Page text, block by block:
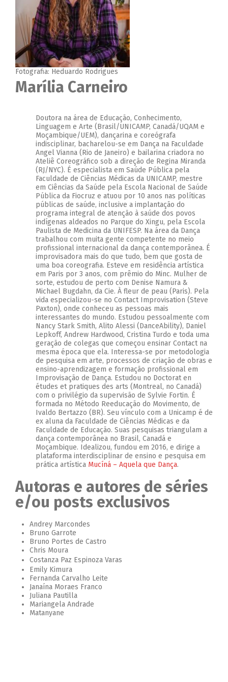
Fotografia: Heduardo Rodrigues
Marília Carneiro
Doutora na área de Educação, Conhecimento,
Linguagem e Arte (Brasil/UNICAMP, Canadá/UQAM e
Moçambique/UEM), dançarina e coreógrafa
indisciplinar, bacharelou-se em Dança na Faculdade
Angel Vianna (Rio de Janeiro) e bailarina criadora no
Ateliê Coreográfico sob a direção de Regina Miranda
(RJ/NYC). É especialista em Saúde Pública pela
Faculdade de Ciências Médicas da UNICAMP, mestre
em Ciências da Saúde pela Escola Nacional de Saúde
Pública da Fiocruz e atuou por 10 anos nas políticas
públicas de saúde, inclusive a implantação do
programa integral de atenção à saúde dos povos
indígenas aldeados no Parque do Xingu, pela Escola
Paulista de Medicina da UNIFESP. Na área da Dança
trabalhou com muita gente competente no meio
profissional internacional da dança contemporânea. É
improvisadora mais do que tudo, bem que gosta de
uma boa coreografia. Esteve em residência artística
em Paris por 3 anos, com prêmio do Minc. Mulher de
sorte, estudou de perto com Denise Namura &
Michael Bugdahn, da Cie. À fleur de peau (Paris). Pela
vida especializou-se no Contact Improvisation (Steve
Paxton), onde conheceu as pessoas mais
interessantes do mundo. Estudou pessoalmente com
Nancy Stark Smith, Alito Alessi (DanceAbility), Daniel
Lepkoff, Andrew Hardwood, Cristina Turdo e toda uma
geração de colegas que começou ensinar Contact na
mesma época que ela. Interessa-se por metodologia
de pesquisa em arte, processos de criação de obras e
ensino-aprendizagem e formação profissional em
Improvisação de Dança. Estudou no Doctorat en
études et pratiques des arts (Montreal, no Canadá)
com o privilégio da supervisão de Sylvie Fortin. É
formada no Método Reeducação do Movimento, de
Ivaldo Bertazzo (BR). Seu vínculo com a Unicamp é de
ex aluna da Faculdade de Ciências Médicas e da
Faculdade de Educação. Suas pesquisas triangulam a
dança contemporânea no Brasil, Canadá e
Moçambique. Idealizou, fundou em 2016, e dirige a
plataforma interdisciplinar de ensino e pesquisa em
prática artística Mucíná – Aquela que Dança.
Autoras e autores de séries
e/ou posts exclusivos
Andrey Marcondes
Bruno Garrote
Bruno Portes de Castro
Chris Moura
Costanza Paz Espinoza Varas
Emily Kimura
Fernanda Carvalho Leite
Janaína Moraes Franco
Juliana Pautilla
Mariangela Andrade
Matanyane